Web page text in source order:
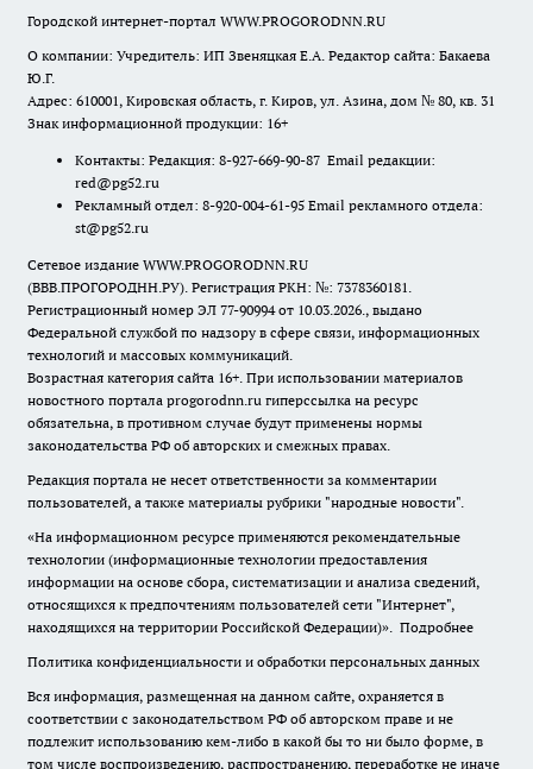
Городской интернет-портал WWW.PROGORODNN.RU
О компании: Учредитель: ИП Звеняцкая Е.А. Редактор сайта: Бакаева
Ю.Г.
Адрес: 610001, Кировская область, г. Киров, ул. Азина, дом № 80, кв. 31
Знак информационной продукции: 16+
Контакты: Редакция: 8-927-669-90-87 Email редакции:
red@pg52.ru
Рекламный отдел: 8-920-004-61-95 Email рекламного отдела:
st@pg52.ru
Сетевое издание WWW.PROGORODNN.RU
(ВВВ.ПРОГОРОДНН.РУ). Регистрация РКН: №: 7378360181.
Регистрационный номер ЭЛ 77-90994 от 10.03.2026., выдано
Федеральной службой по надзору в сфере связи, информационных
технологий и массовых коммуникаций.
Возрастная категория сайта 16+. При использовании материалов
новостного портала progorodnn.ru гиперссылка на ресурс
обязательна, в противном случае будут применены нормы
законодательства РФ об авторских и смежных правах.
Редакция портала не несет ответственности за комментарии
пользователей, а также материалы рубрики "народные новости".
«На информационном ресурсе применяются рекомендательные
технологии (информационные технологии предоставления
информации на основе сбора, систематизации и анализа сведений,
относящихся к предпочтениям пользователей сети "Интернет",
находящихся на территории Российской Федерации)». Подробнее
Политика конфиденциальности и обработки персональных данных
Вся информация, размещенная на данном сайте, охраняется в
соответствии с законодательством РФ об авторском праве и не
подлежит использованию кем-либо в какой бы то ни было форме, в
том числе воспроизведению, распространению, переработке не иначе